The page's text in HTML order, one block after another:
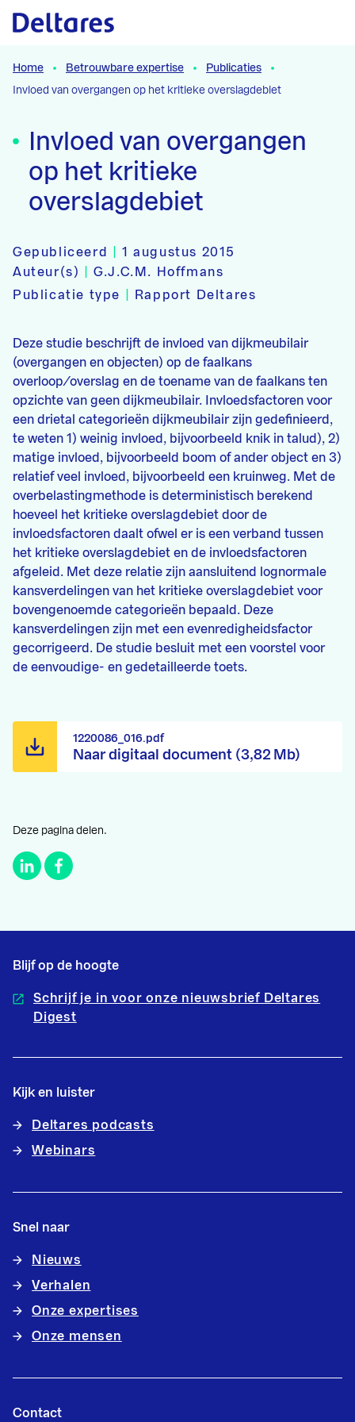
Naar hoofdcontent
Home Betrouwbare expertise
Publicaties
Invloed van overgangen op het kritieke overslagdebiet
Invloed van overgangen
op het kritieke
overslagdebiet
Gepubliceerd |1 augustus 2015
Auteur(s)
|G.J.C.M. Hoffmans
Publicatie type
Rapport Deltares
Deze studie beschrijft de invloed van dijkmeubilair
(overgangen en objecten) op de faalkans
overloop/overslag en de toename van de faalkans ten
opzichte van geen dijkmeubilair. Invloedsfactoren voor
een drietal categorieën dijkmeubilair zijn gedefinieerd,
te weten 1) weinig invloed, bijvoorbeeld knik in talud), 2)
matige invloed, bijvoorbeeld boom of ander object en 3)
relatief veel invloed, bijvoorbeeld een kruinweg. Met de
overbelastingmethode is deterministisch berekend
hoeveel het kritieke overslagdebiet door de
invloedsfactoren daalt ofwel er is een verband tussen
het kritieke overslagdebiet en de invloedsfactoren
afgeleid. Met deze relatie zijn aansluitend lognormale
kansverdelingen van het kritieke overslagdebiet voor
bovengenoemde categorieën bepaald. Deze
kansverdelingen zijn met een evenredigheidsfactor
gecorrigeerd. De studie besluit met een voorstel voor
de eenvoudige- en gedetailleerde toets.
Naar digitaal document (3,82 Mb)
1220086_016.pdf
Deze pagina delen.
Blijf op de hoogte
Schrijf je in voor onze nieuwsbrief Deltares
Digest
Kijk en luister
Deltares podcasts
Webinars
Snel naar
Nieuws
Verhalen
Onze expertises
Onze mensen
Contact